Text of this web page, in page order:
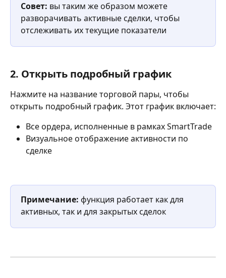
Совет: вы таким же образом можете
разворачивать активные сделки, чтобы
отслеживать их текущие показатели
2. Открыть подробный график
Нажмите на название торговой пары, чтобы
открыть подробный график. Этот график включает:
Все ордера, исполненные в рамках SmartTrade
Визуальное отображение активности по
сделке
Примечание: функция работает как для
активных, так и для закрытых сделок